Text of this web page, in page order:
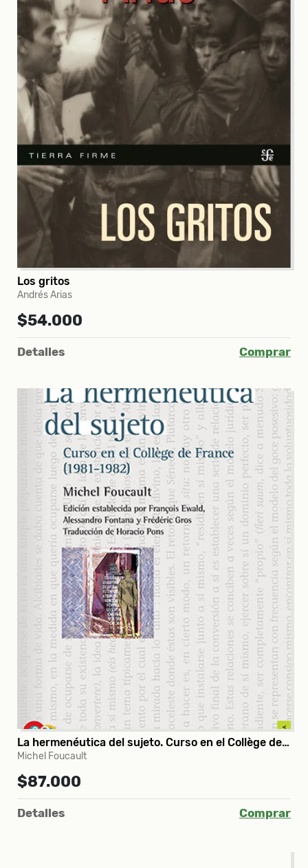
Los gritos
Andrés Arias
$54.000
Detalles Comprar
La hermenéutica del sujeto. Curso en el Collège de France (1981-1982)
Michel Foucault
$87.000
Detalles Comprar